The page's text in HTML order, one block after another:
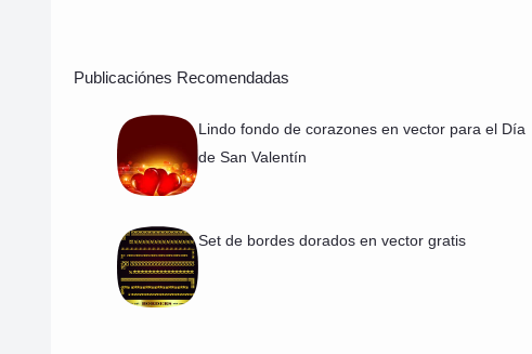
Publicaciónes Recomendadas
Lindo fondo de corazones en vector para el Día
de San Valentín
Set de bordes dorados en vector gratis